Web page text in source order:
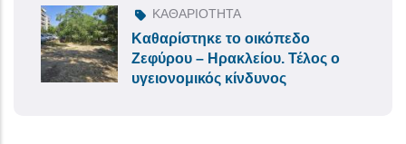
ΚΑΘΑΡΙΟΤΗΤΑ
Καθαρίστηκε το οικόπεδο
Ζεφύρου – Ηρακλείου. Τέλος ο
υγειονομικός κίνδυνος